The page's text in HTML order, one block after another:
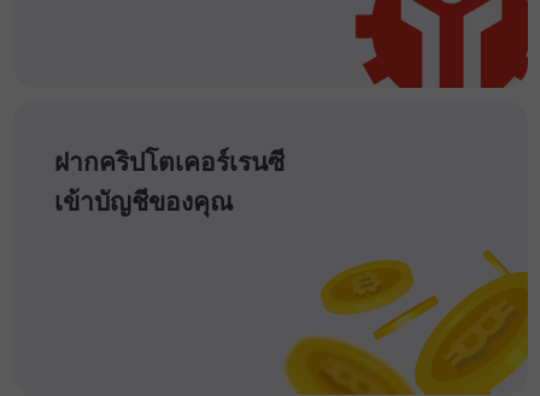
ฝากคริปโตเคอร์เรนซี
เข้าบัญชีของคุณ